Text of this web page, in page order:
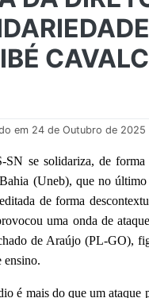
em 24 de Outubro de 2025
se solidariza, de forma
(Uneb), que no
de forma
uma onda de
de Araújo (PL-GO),
ensino.
é mais do que um